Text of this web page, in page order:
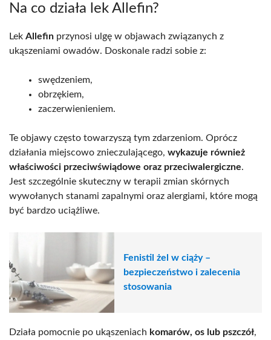
Na co działa lek Allefin?
Lek Allefin przynosi ulgę w objawach związanych z
ukąszeniami owadów. Doskonale radzi sobie z:
swędzeniem,
obrzękiem,
zaczerwienieniem.
Te objawy często towarzyszą tym zdarzeniom. Oprócz
działania miejscowo znieczulającego, wykazuje również
właściwości przeciwświądowe oraz przeciwalergiczne.
Jest szczególnie skuteczny w terapii zmian skórnych
wywołanych stanami zapalnymi oraz alergiami, które mogą
być bardzo uciążliwe.
Fenistil żel w ciąży –
bezpieczeństwo i zalecenia
stosowania
Działa pomocnie po ukąszeniach komarów, os lub pszczół,